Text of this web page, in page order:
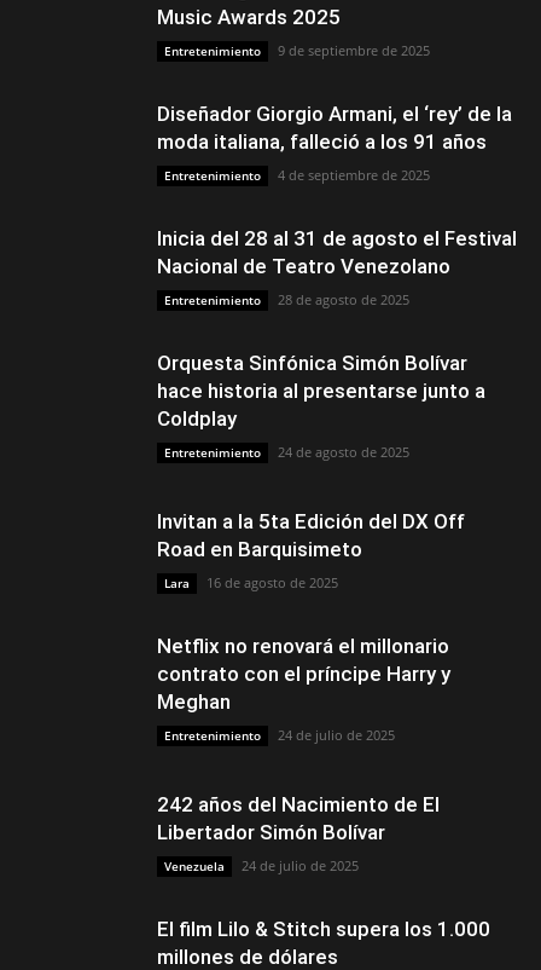
Music Awards 2025
Entretenimiento 9 de septiembre de 2025
Diseñador Giorgio Armani, el ‘rey’ de la
moda italiana, falleció a los 91 años
Entretenimiento 4 de septiembre de 2025
Inicia del 28 al 31 de agosto el Festival
Nacional de Teatro Venezolano
Entretenimiento 28 de agosto de 2025
Orquesta Sinfónica Simón Bolívar
hace historia al presentarse junto a
Coldplay
Entretenimiento 24 de agosto de 2025
Invitan a la 5ta Edición del DX Off
Road en Barquisimeto
Lara 16 de agosto de 2025
Netflix no renovará el millonario
contrato con el príncipe Harry y
Meghan
Entretenimiento 24 de julio de 2025
242 años del Nacimiento de El
Libertador Simón Bolívar
Venezuela 24 de julio de 2025
El film Lilo & Stitch supera los 1.000
millones de dólares